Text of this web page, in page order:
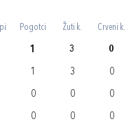
Pogotci Žuti k. Crveni k.
1 3 0
1 3 0
0 0 0
0 0 0